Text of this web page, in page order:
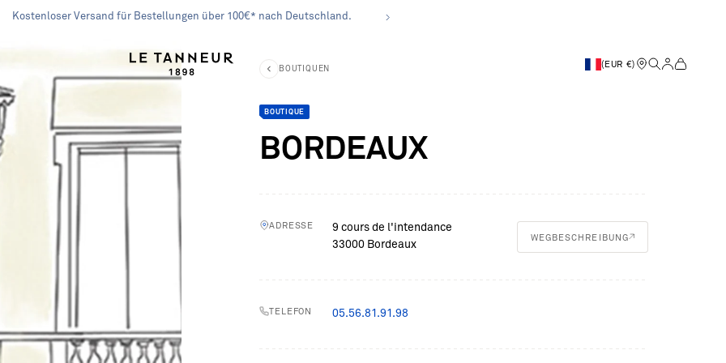
Kostenloser Versand für Bestellungen über 100€* nach Deutschland. Nächste
Versand & Retour
Personalisierung
FAQ
Le Tanneur
(EUR €) Boutiquen-Seite
Suche öffnen
BOUTIQUEN
BOUTIQUE
BORDEAUX
ADRESSE
9 cours de l'intendance
33000 Bordeaux
WEGBESCHREIBUNG
TELEFON 05.56.81.91.98